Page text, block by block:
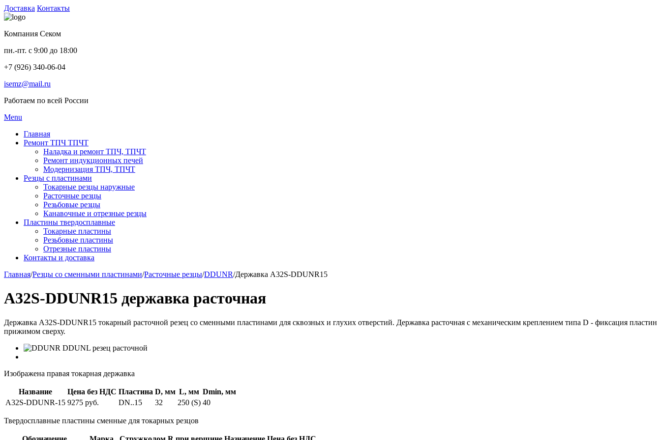
Доставка Контакты
Компания Секом
пн.-пт. с 9:00 до 18:00
+7 (926) 340-06-04
isemz@mail.ru
Работаем по всей России
Menu
Главная
Ремонт ТПЧ ТПЧТ
Наладка и ремонт ТПЧ, ТПЧТ
Ремонт индукционных печей
Модернизация ТПЧ, ТПЧТ
Резцы с пластинами
Токарные резцы наружные
Расточные резцы
Резьбовые резцы
Канавочные и отрезные резцы
Пластины твердосплавные
Токарные пластины
Резьбовые пластины
Отрезные пластины
Контакты и доставка
Главная/Резцы со сменными пластинами/Расточные резцы/DDUNR/Державка A32S-DDUNR15
A32S-DDUNR15 державка расточная
Державка A32S-DDUNR15 токарный расточной резец со сменными пластинами для сквозных и глухих отверстий. Державка расточная с механическим креплением типа D - фиксация пластин
прижимом сверху.
Изображена правая токарная державка
Название Цена без НДС Пластина D, мм L, мм Dmin, мм
A32S-DDUNR-15 9275 руб. DN..15 32 250 (S) 40
Твердосплавные пластины сменные для токарных резцов